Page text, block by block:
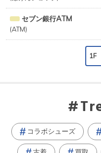
セブン銀行ATM
ATM
1F
コラボシューズ